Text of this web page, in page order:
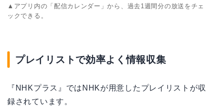
▲アプリ内の「配信カレンダー」から、過去1週間分の放送をチェ
ックできる。
プレイリストで効率よく情報収集
『NHKプラス』ではNHKが用意したプレイリストが収
録されています。